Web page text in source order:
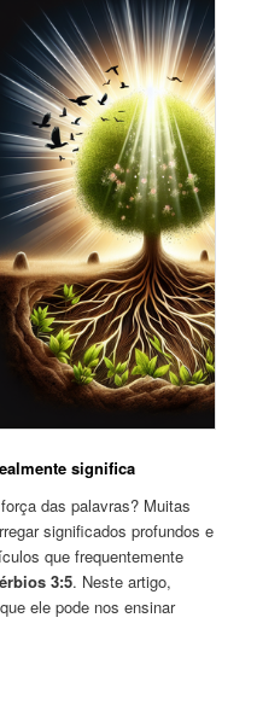
significa
das palavras? Muitas
significados profundos e
que frequentemente
3:5. Neste artigo,
ele pode nos ensinar